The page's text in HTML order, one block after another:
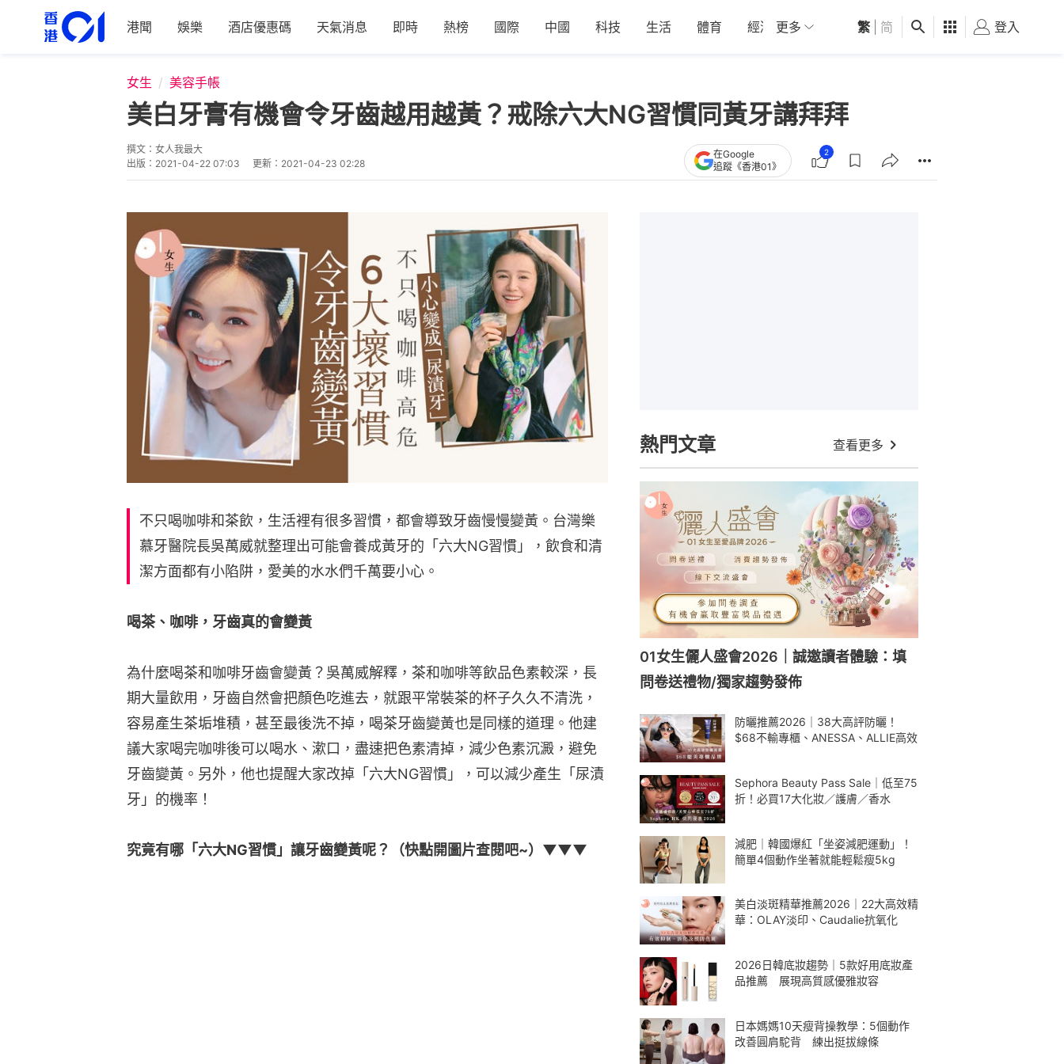
港聞 娛樂 酒店優惠碼 天氣消息 即時 熱榜 國際 中國 科技 生活 體育 經濟 01深圳 觀點 健康 好食玩飛
更多 繁 简 登入
女生 美容手帳
美白牙膏有機會令牙齒越用越黃？戒除六大NG習慣同黃牙講拜拜
撰文： 女人我最大
出版： 2021-04-22 07:03 更新： 2021-04-23 02:28
在Google
追蹤《香港01》
2
不只喝咖啡和茶飲，生活裡有很多習慣，都會導致牙齒慢慢變黃。台灣樂
慕牙醫院長吳萬威就整理出可能會養成黃牙的「六大NG習慣」，飲食和清
潔方面都有小陷阱，愛美的水水們千萬要小心。
喝茶、咖啡，牙齒真的會變黃
為什麼喝茶和咖啡牙齒會變黃？吳萬威解釋，茶和咖啡等飲品色素較深，長
期大量飲用，牙齒自然會把顏色吃進去，就跟平常裝茶的杯子久久不清洗，
容易產生茶垢堆積，甚至最後洗不掉，喝茶牙齒變黃也是同樣的道理。他建
議大家喝完咖啡後可以喝水、漱口，盡速把色素清掉，減少色素沉澱，避免
牙齒變黃。另外，他也提醒大家改掉「六大NG習慣」，可以減少產生「尿漬
牙」的機率！
究竟有哪「六大NG習慣」讓牙齒變黃呢？（快點開圖片查閱吧~）▼▼▼
熱門文章 查看更多
01女生儷人盛會2026｜誠邀讀者體驗：填
問卷送禮物/獨家趨勢發佈
防曬推薦2026｜38大高評防曬！
$68不輸專櫃、ANESSA、ALLIE高效
Sephora Beauty Pass Sale｜低至75
折！必買17大化妝／護膚／香水
減肥｜韓國爆紅「坐姿減肥運動」！
簡單4個動作坐著就能輕鬆瘦5kg
美白淡斑精華推薦2026｜22大高效精
華：OLAY淡印、Caudalie抗氧化
2026日韓底妝趨勢｜5款好用底妝產
品推薦 展現高質感優雅妝容
日本媽媽10天瘦背操教學：5個動作
改善圓肩駝背 練出挺拔線條